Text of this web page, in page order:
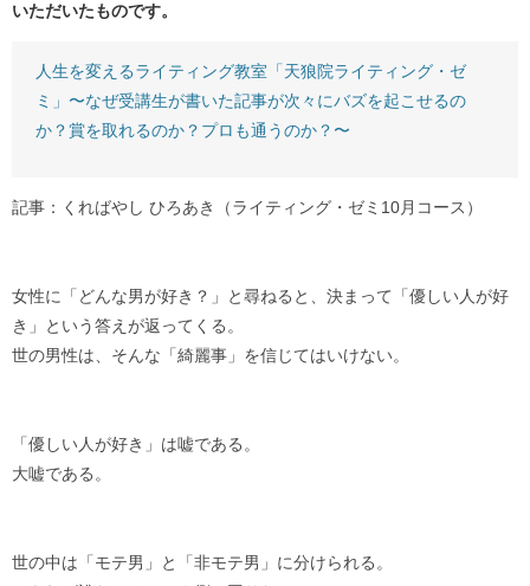
いただいたものです。
人生を変えるライティング教室「天狼院ライティング・ゼ
ミ」〜なぜ受講生が書いた記事が次々にバズを起こせるの
か？賞を取れるのか？プロも通うのか？〜
記事：くればやし ひろあき（ライティング・ゼミ10月コース）
女性に「どんな男が好き？」と尋ねると、決まって「優しい人が好
き」という答えが返ってくる。
世の男性は、そんな「綺麗事」を信じてはいけない。
「優しい人が好き」は嘘である。
大嘘である。
世の中は「モテ男」と「非モテ男」に分けられる。